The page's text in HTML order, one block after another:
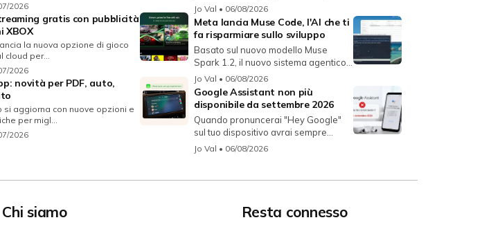
2026
gratis con pubblicità
XBOX
la nuova opzione di gioco
cloud per...
2026
novità per PDF, auto,
si aggiorna con nuove opzioni e
per migl...
2026
Jo Val • 06/08/2026
Meta lancia Muse Code, l'AI che ti
fa risparmiare sullo sviluppo
Basato sul nuovo modello Muse
Spark 1.2, il nuovo sistema agentico
fun...
Jo Val • 06/08/2026
Google Assistant non più
disponibile da settembre 2026
Quando pronuncerai "Hey Google"
sul tuo dispositivo avrai sempre
Gemin...
Jo Val • 06/08/2026
Chi siamo Resta connesso